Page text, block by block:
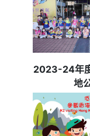
2023-24年
地